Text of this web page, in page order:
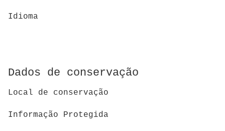
Idioma
Dados de conservação
Local de conservação
Informação Protegida